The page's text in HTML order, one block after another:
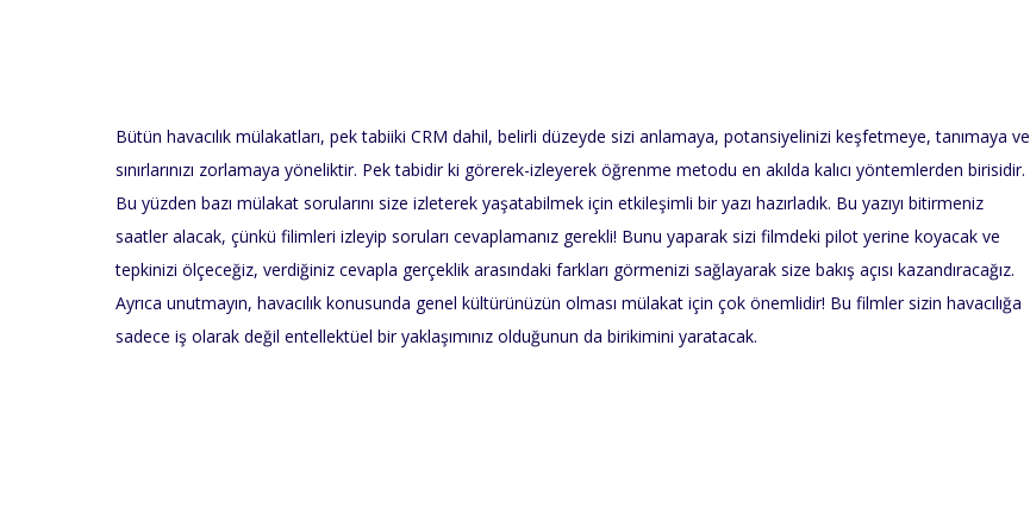
Bütün havacılık mülakatları, pek tabiiki CRM dahil, belirli düzeyde sizi anlamaya, potansiyelinizi keşfetmeye, tanımaya ve
sınırlarınızı zorlamaya yöneliktir. Pek tabidir ki görerek-izleyerek öğrenme metodu en akılda kalıcı yöntemlerden birisidir.
Bu yüzden bazı mülakat sorularını size izleterek yaşatabilmek için etkileşimli bir yazı hazırladık. Bu yazıyı bitirmeniz
saatler alacak, çünkü filimleri izleyip soruları cevaplamanız gerekli! Bunu yaparak sizi filmdeki pilot yerine koyacak ve
tepkinizi ölçeceğiz, verdiğiniz cevapla gerçeklik arasındaki farkları görmenizi sağlayarak size bakış açısı kazandıracağız.
Ayrıca unutmayın, havacılık konusunda genel kültürünüzün olması mülakat için çok önemlidir! Bu filmler sizin havacılığa
sadece iş olarak değil entellektüel bir yaklaşımınız olduğunun da birikimini yaratacak.